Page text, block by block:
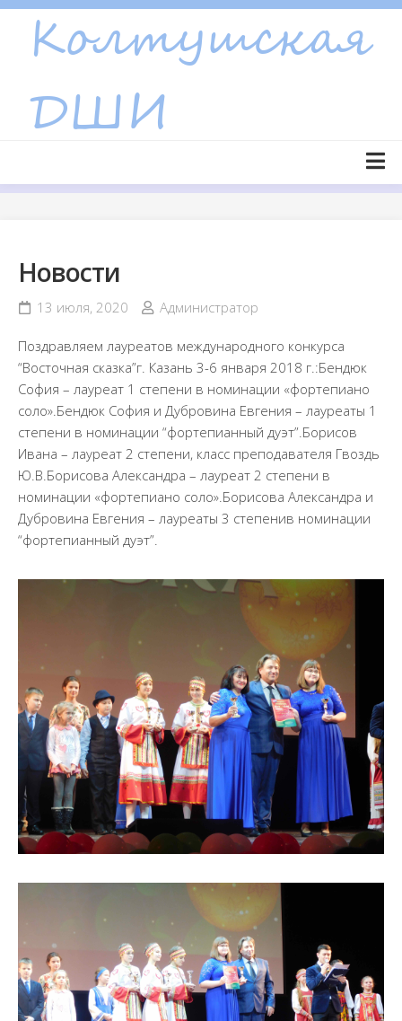
Skip
content
Объявления
Сведения об образовательной организации
Структура и органы управления образовательной
организацией
Документы
Образование
Образовательные стандарты
Руководство
Финансово-хозяйственная деятельность
оснащенность образовательного процесса.
Стипендии и меры поддержки обучающихся
Платные образовательные услуги
Вакантные места для приема (перевода)
обучающихся
Международное сотрудничество
Педагогический состав
Информационная безопасность
История школы
Дистанционное обучение
Организация питания в образовательной
Обратная связь
Новости
13 июля, 2020 Администратор
Поздравляем лауреатов международного конкурса
“Восточная сказка”г. Казань 3-6 января 2018 г.:Бендюк
София – лауреат 1 степени в номинации «фортепиано
соло».Бендюк София и Дубровина Евгения – лауреаты 1
степени в номинации “фортепианный дуэт”.Борисов
Ивана – лауреат 2 степени, класс преподавателя Гвоздь
Ю.В.Борисова Александра – лауреат 2 степени в
номинации «фортепиано соло».Борисова Александра и
Дубровина Евгения – лауреаты 3 степенив номинации
“фортепианный дуэт”.